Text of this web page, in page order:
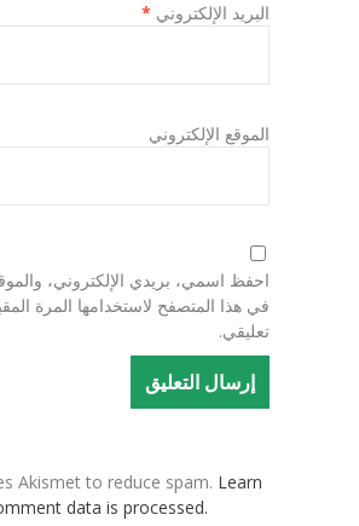
البريد الإلكتروني *
الموقع الإلكتروني
احفظ اسمي، بريدي الإلكتروني،
في هذا المتصفح لاستخدامها المرة
تعليقي.
Akismet to reduce spam. Learn
data is processed.